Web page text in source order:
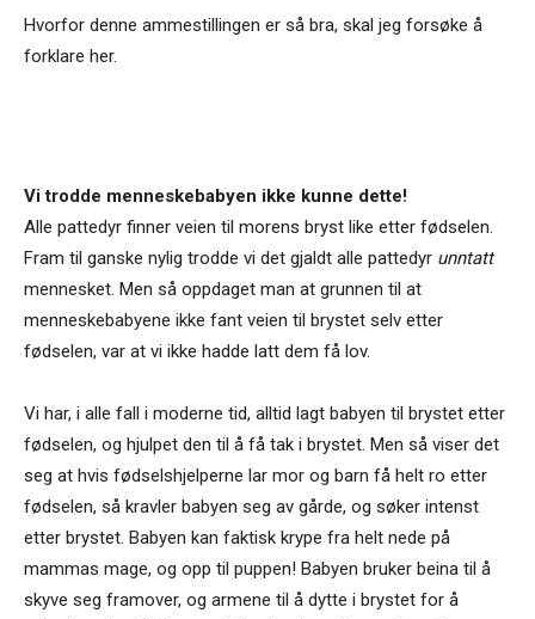
Hvorfor denne ammestillingen er så bra, skal jeg forsøke å
forklare her.
Vi trodde menneskebabyen ikke kunne dette!
Alle pattedyr finner veien til morens bryst like etter fødselen.
Fram til ganske nylig trodde vi det gjaldt alle pattedyr unntatt
mennesket. Men så oppdaget man at grunnen til at
menneskebabyene ikke fant veien til brystet selv etter
fødselen, var at vi ikke hadde latt dem få lov.
Vi har, i alle fall i moderne tid, alltid lagt babyen til brystet etter
fødselen, og hjulpet den til å få tak i brystet. Men så viser det
seg at hvis fødselshjelperne lar mor og barn få helt ro etter
fødselen, så kravler babyen seg av gårde, og søker intenst
etter brystet. Babyen kan faktisk krype fra helt nede på
mammas mage, og opp til puppen! Babyen bruker beina til å
skyve seg framover, og armene til å dytte i brystet for å